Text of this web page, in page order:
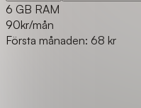
6 GB RAM
90kr/mån
Första månaden: 68 kr